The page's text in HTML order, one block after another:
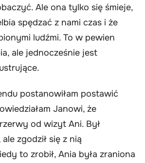
Ale ona tylko się śmieje,
spędzać z nami czas i że
ludźmi. To w pewien
ale jednocześnie jest
postanowiłam postawić
Janowi, że
od wizyt Ani. Był
zgodził się z nią
to zrobił, Ania była zraniona